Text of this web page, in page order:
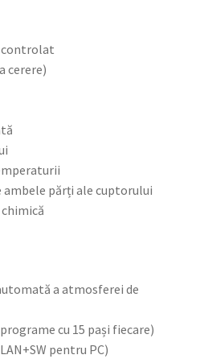
controlat
cerere)
ambele părți ale cuptorului
a atmosferei de
cu 15 pași fiecare)
pentru PC)